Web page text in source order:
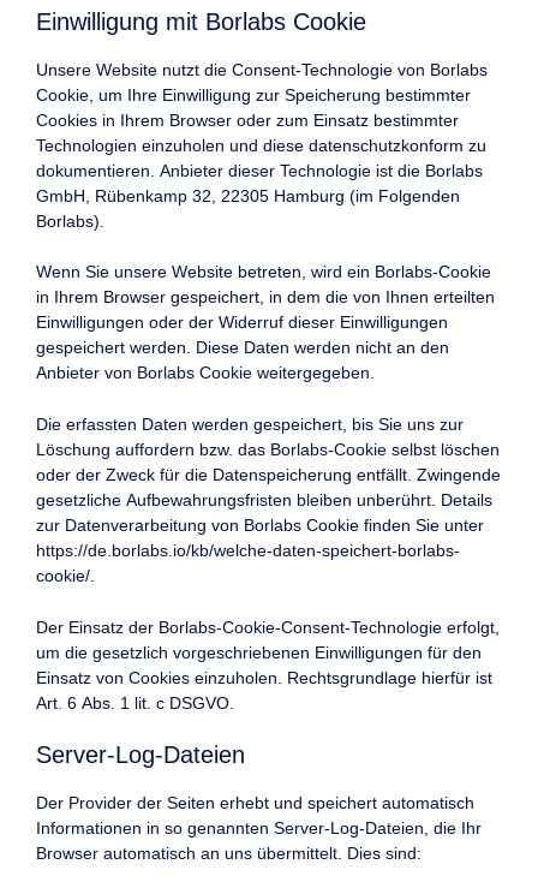
Einwilligung mit Borlabs Cookie
Unsere Website nutzt die Consent-Technologie von Borlabs
Cookie, um Ihre Einwilligung zur Speicherung bestimmter
Cookies in Ihrem Browser oder zum Einsatz bestimmter
Technologien einzuholen und diese datenschutzkonform zu
dokumentieren. Anbieter dieser Technologie ist die Borlabs
GmbH, Rübenkamp 32, 22305 Hamburg (im Folgenden
Borlabs).
Wenn Sie unsere Website betreten, wird ein Borlabs-Cookie
in Ihrem Browser gespeichert, in dem die von Ihnen erteilten
Einwilligungen oder der Widerruf dieser Einwilligungen
gespeichert werden. Diese Daten werden nicht an den
Anbieter von Borlabs Cookie weitergegeben.
Die erfassten Daten werden gespeichert, bis Sie uns zur
Löschung auffordern bzw. das Borlabs-Cookie selbst löschen
oder der Zweck für die Datenspeicherung entfällt. Zwingende
gesetzliche Aufbewahrungsfristen bleiben unberührt. Details
zur Datenverarbeitung von Borlabs Cookie finden Sie unter
https://de.borlabs.io/kb/welche-daten-speichert-borlabs-
cookie/.
Der Einsatz der Borlabs-Cookie-Consent-Technologie erfolgt,
um die gesetzlich vorgeschriebenen Einwilligungen für den
Einsatz von Cookies einzuholen. Rechtsgrundlage hierfür ist
Art. 6 Abs. 1 lit. c DSGVO.
Server-Log-Dateien
Der Provider der Seiten erhebt und speichert automatisch
Informationen in so genannten Server-Log-Dateien, die Ihr
Browser automatisch an uns übermittelt. Dies sind: